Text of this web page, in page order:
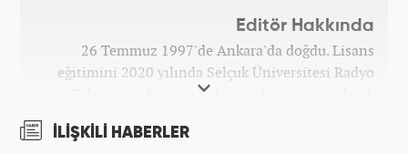
Editör Hakkında
26 Temmuz 1997'de Ankara'da doğdu. Lisans
eğitimini 2020 yılında Selçuk Üniversitesi Radyo
Televizyon Sinema bölümünden mezun olarak
başladı. 2022'nin Haziran ayından itibaren
İLİŞKİLİ HABERLER